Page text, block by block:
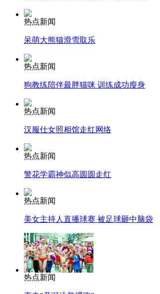
安徽一实载49人客车翻车
走！跟着总书记去植树
消防员救轻生者
纽约上演“枕头大战”
司机酒驾遇交警 急速倒车逃窜
热点新闻
呆萌大熊猫滑雪取乐
热点新闻
狗教练陪伴最胖猫咪 训练成功瘦身
热点新闻
汉服仕女照相馆走红网络
热点新闻
警花学霸神似高圆圆走红
热点新闻
美女主持人直播球赛 被足球砸中脑袋
热点新闻